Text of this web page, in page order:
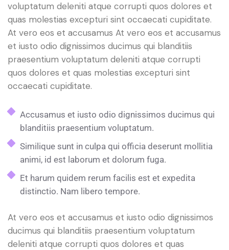
voluptatum deleniti atque corrupti quos dolores et
quas molestias excepturi sint occaecati cupiditate.
At vero eos et accusamus At vero eos et accusamus
et iusto odio dignissimos ducimus qui blanditiis
praesentium voluptatum deleniti atque corrupti
quos dolores et quas molestias excepturi sint
occaecati cupiditate.
Accusamus et iusto odio dignissimos ducimus qui
blanditiis praesentium voluptatum.
Similique sunt in culpa qui officia deserunt mollitia
animi, id est laborum et dolorum fuga.
Et harum quidem rerum facilis est et expedita
distinctio. Nam libero tempore.
At vero eos et accusamus et iusto odio dignissimos
ducimus qui blanditiis praesentium voluptatum
deleniti atque corrupti quos dolores et quas